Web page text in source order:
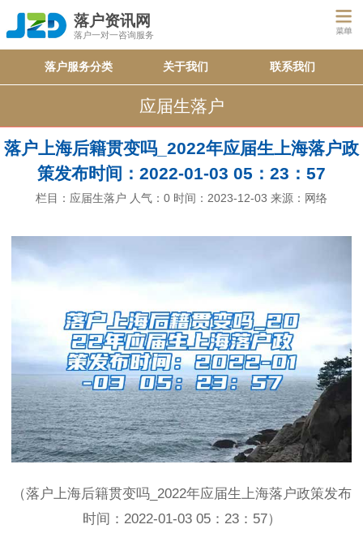
落户资讯网
落户一对一咨询服务
落户服务分类 关于我们 联系我们
应届生落户
落户上海后籍贯变吗_2022年应届生上海落户政
策发布时间：2022-01-03 05：23：57
栏目： 应届生落户 人气： 0 时间：2023-12-03 来源：网络
（落户上海后籍贯变吗_2022年应届生上海落户政策发布
时间：2022-01-03 05：23：57）